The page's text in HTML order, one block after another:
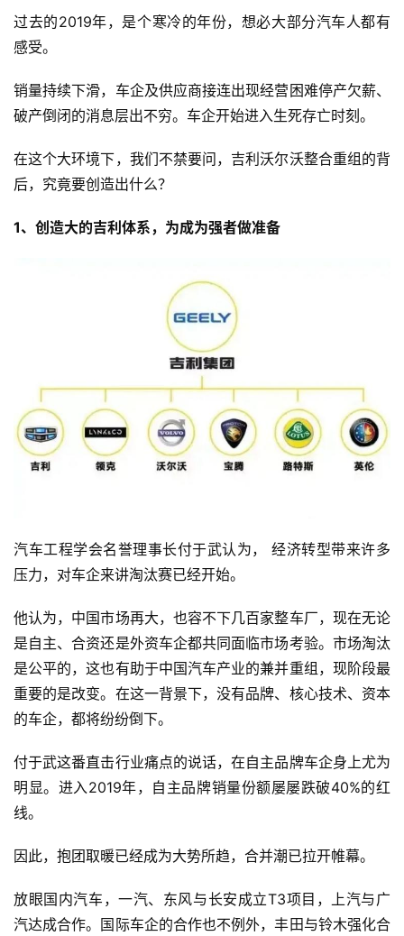
业
人
工
智
能
深
度
学
计
算
过去的2019年，是个寒冷的年份，想必大部分汽车人都有
感受。
销量持续下滑，车企及供应商接连出现经营困难停产欠薪、
破产倒闭的消息层出不穷。车企开始进入生死存亡时刻。
在这个大环境下，我们不禁要问，吉利沃尔沃整合重组的背
后，究竟要创造出什么？
1、创造大的吉利体系，为成为强者做准备
汽车工程学会名誉理事长付于武认为， 经济转型带来许多
压力，对车企来讲淘汰赛已经开始。
他认为，中国市场再大，也容不下几百家整车厂，现在无论
是自主、合资还是外资车企都共同面临市场考验。市场淘汰
是公平的，这也有助于中国汽车产业的兼并重组，现阶段最
重要的是改变。在这一背景下，没有品牌、核心技术、资本
的车企，都将纷纷倒下。
付于武这番直击行业痛点的说话，在自主品牌车企身上尤为
明显。进入2019年，自主品牌销量份额屡屡跌破40%的红
线。
因此，抱团取暖已经成为大势所趋，合并潮已拉开帷幕。
放眼国内汽车，一汽、东风与长安成立T3项目，上汽与广
汽达成合作。国际车企的合作也不例外，丰田与铃木强化合